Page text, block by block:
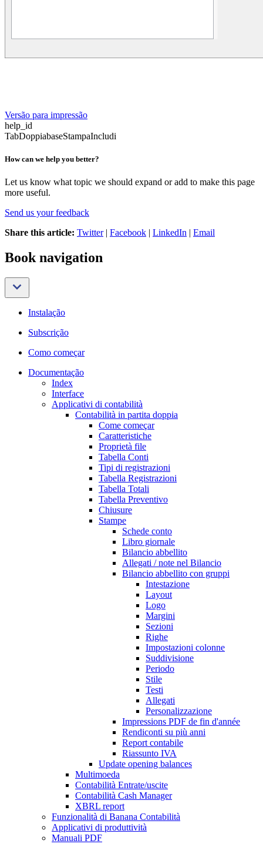
Versão para impressão
help_id
TabDoppiabaseStampaIncludi
How can we help you better?
Let us know what topic we should expand or add to make this page
more useful.
Send us your feedback
Share this article: Twitter| Facebook | LinkedIn | Email
Book navigation
Instalação
Subscrição
Como começar
Documentação
Index
Interface
Applicativi di contabilità
Contabilità in partita doppia
Come começar
Caratteristiche
Proprietà file
Tabella Conti
Tipi di registrazioni
Tabella Registrazioni
Tabella Totali
Tabella Preventivo
Chiusure
Stampe
Schede conto
Libro giornale
Bilancio abbellito
Allegati / note nel Bilancio
Bilancio abbellito con gruppi
Intestazione
Layout
Logo
Margini
Sezioni
Righe
Impostazioni colonne
Suddivisione
Periodo
Stile
Testi
Allegati
Personalizzazione
Impressions PDF de fin d'année
Rendiconti su più anni
Report contabile
Riassunto IVA
Update opening balances
Multimoeda
Contabilità Entrate/uscite
Contabilità Cash Manager
XBRL report
Funzionalità di Banana Contabilità
Applicativi di produttività
Manuali PDF